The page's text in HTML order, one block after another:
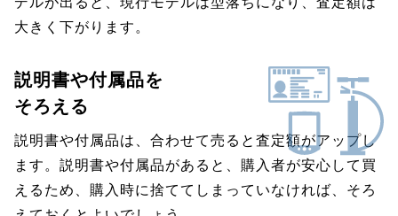
大きく下がります。
説明書や付属品を
そろえる
説明書や付属品は、合わせて売ると査定額がアップし
ます。説明書や付属品があると、購入者が安心して買
えるため、購入時に捨ててしまっていなければ、そろ